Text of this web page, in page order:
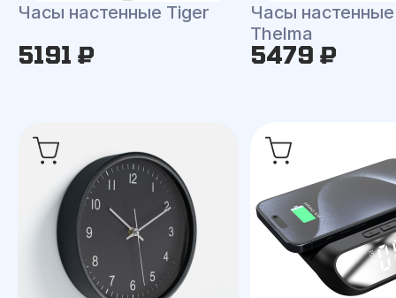
Часы настенные Tiger
5191 ₽
Часы
Thelma
5479 ₽